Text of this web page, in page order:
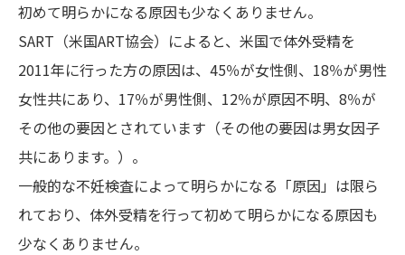
初めて明らかになる原因も少なくありません。
SART（米国ART協会）によると、米国で体外受精を
2011年に行った方の原因は、45％が女性側、18％が男性
女性共にあり、17％が男性側、12％が原因不明、8％が
その他の要因とされています（その他の要因は男女因子
共にあります。）。
一般的な不妊検査によって明らかになる「原因」は限ら
れており、体外受精を行って初めて明らかになる原因も
少なくありません。